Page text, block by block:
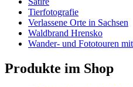
Tierfotografie
Verlassene Orte in Sachsen
Waldbrand Hrensko
Wander- und Fototouren
Produkte im Shop